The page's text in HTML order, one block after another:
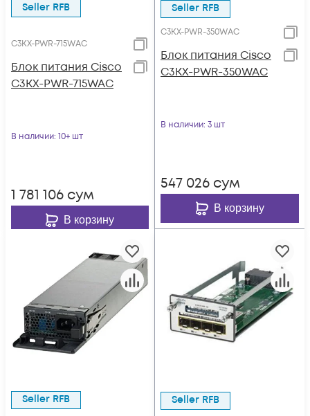
Seller RFB
C3KX-PWR-715WAC
Блок питания Cisco
C3KX-PWR-715WAC
В наличии: 10+ шт
1 781 106 сум
В корзину
Seller RFB
C3KX-PWR-350WAC
Блок питания Cisco
C3KX-PWR-350WAC
В наличии: 3 шт
547 026 сум
В корзину
Seller RFB Seller RFB